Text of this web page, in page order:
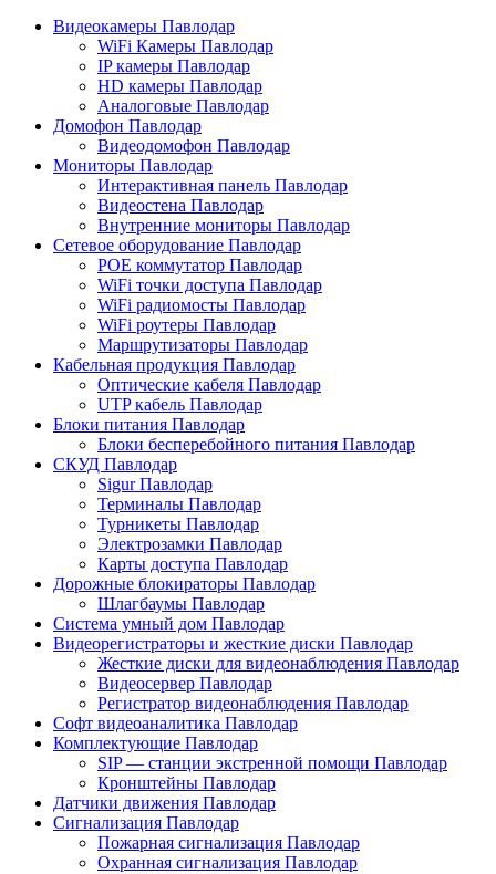
Видеокамеры Павлодар
WiFi Камеры Павлодар
IP камеры Павлодар
HD камеры Павлодар
Аналоговые Павлодар
Домофон Павлодар
Видеодомофон Павлодар
Мониторы Павлодар
Интерактивная панель Павлодар
Видеостена Павлодар
Внутренние мониторы Павлодар
Сетевое оборудование Павлодар
POE коммутатор Павлодар
WiFi точки доступа Павлодар
WiFi радиомосты Павлодар
WiFi роутеры Павлодар
Маршрутизаторы Павлодар
Кабельная продукция Павлодар
Оптические кабеля Павлодар
UTP кабель Павлодар
Блоки питания Павлодар
Блоки бесперебойного питания Павлодар
СКУД Павлодар
Sigur Павлодар
Терминалы Павлодар
Турникеты Павлодар
Электрозамки Павлодар
Карты доступа Павлодар
Дорожные блокираторы Павлодар
Шлагбаумы Павлодар
Система умный дом Павлодар
Видеорегистраторы и жесткие диски Павлодар
Жесткие диски для видеонаблюдения Павлодар
Видеосервер Павлодар
Регистратор видеонаблюдения Павлодар
Софт видеоаналитика Павлодар
Комплектующие Павлодар
SIP — станции экстренной помощи Павлодар
Кронштейны Павлодар
Датчики движения Павлодар
Сигнализация Павлодар
Пожарная сигнализация Павлодар
Охранная сигнализация Павлодар